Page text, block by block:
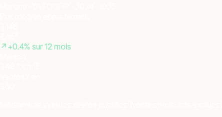
↗ +0.4% sur 12 mois